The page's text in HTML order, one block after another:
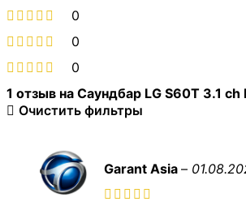
0
0
0
1 отзыв на Саундбар LG S60T 3.1 ch
Очистить фильтры
Garant Asia –